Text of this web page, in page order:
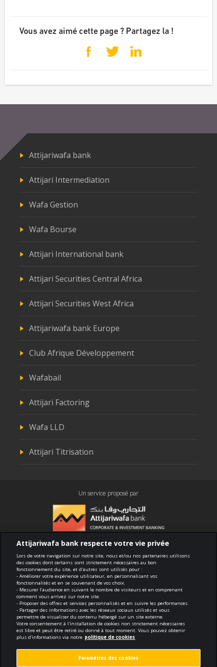
Vous avez aimé cette page ? Partagez la !
Attijariwafa bank
Attijari Intermediation
Wafa Gestion
Wafa Bourse
Attijari International bank
Attijari Securities Central Africa
Attijari Securities West Africa
Attijariwafa bank Europe
Club Afrique Développement
Wafabail
Attijari Factoring
Wafa LLD
Attijari Titrisation
Un service proposé par
Conformité
Conditions générales d'utilisation
Sécurité et confidentialité
Politique de cookies
Protection des données personnelles
Attijariwafa bank respecte votre vie privée
Lors de votre navigation sur notre site, nous et/ou nos partenaires utilisons
des cookies dont certains sont strictement nécessaires au bon
fonctionnement du site, et d'autres sont utilisés pour :
- Améliorer votre expérience utilisateur, en personnalisant vos
fonctionnalités et en se souvenant de vos choix.
- Mesurer l’audience en suivant le nombre de visiteurs et en comprenant
comment vous arrivez sur notre site.
- Proposer des offres et services personnalisés et en suivre les performances.
- Partager des informations avec les réseaux sociaux utilisés et vous
permettre de visualiser du contenu hébergé sur un site externe.
Votre consentement à l'installation de cookies non strictement nécessaires
est libre et peut être retiré ou donné à tout moment. Vous pouvez obtenir
plus d'informations via notre politique de cookies
Paramètres des cookies